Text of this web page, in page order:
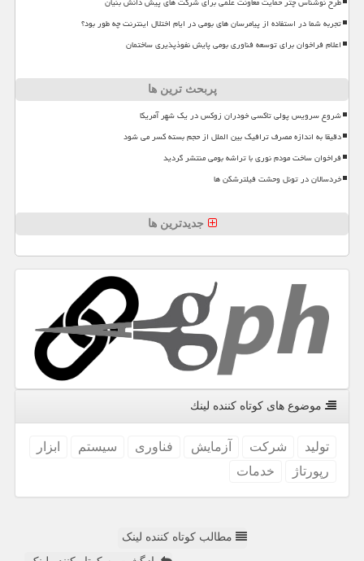
تجربه شما در استفاده از پیامرسان های بومی در ایام اختلال اینترنت چه طور بود؟
اعلام فراخوان برای توسعه فناوری بومی پایش نفوذپذیری ساختمان
پربحث ترین ها
شروع سرویس پولی تاکسی خودران زوکس در یک شهر آمریکا
دقیقا به اندازه مصرف ترافیک بین الملل از حجم بسته کسر می شود
فراخوان ساخت مودم نوری با تراشه بومی منتشر گردید
خردسالان در تونل وحشت فیلترشکن ها
جدیدترین ها
موضوع های كوتاه كننده لینك
تولید شركت آزمایش فناوری سیستم
ابزار
رپورتاژ
خدمات
مطالب کوتاه کننده لینک